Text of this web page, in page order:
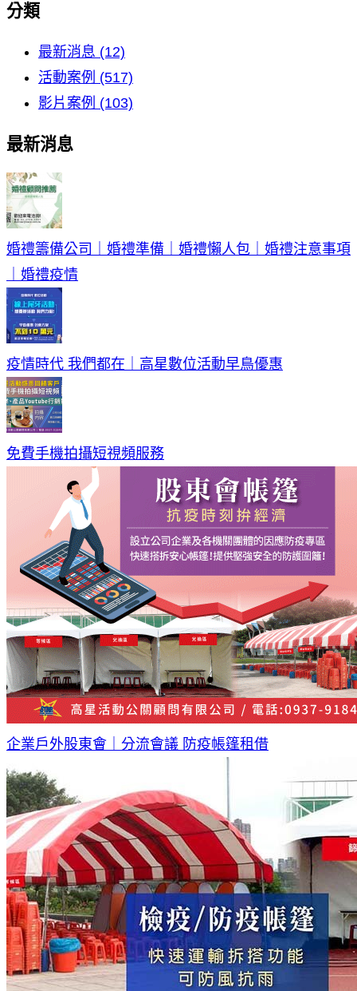
分類
最新消息 (12)
活動案例 (517)
影片案例 (103)
最新消息
婚禮籌備公司｜婚禮準備｜婚禮懶人包｜婚禮注意事項
｜婚禮疫情
疫情時代 我們都在｜高星數位活動早鳥優惠
免費手機拍攝短視頻服務
企業戶外股東會｜分流會議 防疫帳篷租借